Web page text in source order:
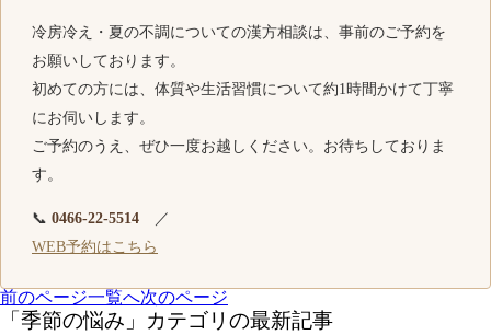
冷房冷え・夏の不調についての漢方相談は、事前のご予約を
お願いしております。
初めての方には、体質や生活習慣について約1時間かけて丁寧
にお伺いします。
ご予約のうえ、ぜひ一度お越しください。お待ちしておりま
す。
📞 0466-22-5514 ／
WEB予約はこちら
前のページ一覧へ次のページ
「季節の悩み」カテゴリの最新記事